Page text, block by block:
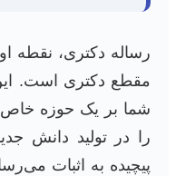
رساله دکتری، نقطه
مقطع دکتری است.
شما بر یک حوزه خاص
را در تولید دانش
پیچیده به اثبات